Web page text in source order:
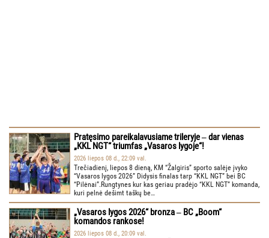
Pratęsimo pareikalavusiame trileryje ‒ dar vienas
„KKL NGT“ triumfas „Vasaros lygoje“!
2026 liepos 08 d., 22:09 val.
Trečiadienį, liepos 8 dieną, KM “Žalgiris” sporto salėje įvyko
“Vasaros lygos 2026” Didysis finalas tarp “KKL NGT” bei BC
“Pilėnai”.Rungtynes kur kas geriau pradėjo “KKL NGT” komanda,
kuri pelnė dešimt taškų be…
„Vasaros lygos 2026“ bronza ‒ BC „Boom“
komandos rankose!
2026 liepos 08 d., 20:09 val.